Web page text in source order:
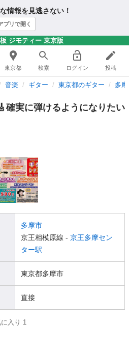
情報を見逃さない！
プリで開く
ジモティー 東京版
東京都 検索 ログイン 投稿
音楽 ギター 東京都のギター 多
確実に弾けるようになりたい
多摩市
京王相模原線 - 京王多摩セン
ター駅
東京都多摩市
直接
に入り 1